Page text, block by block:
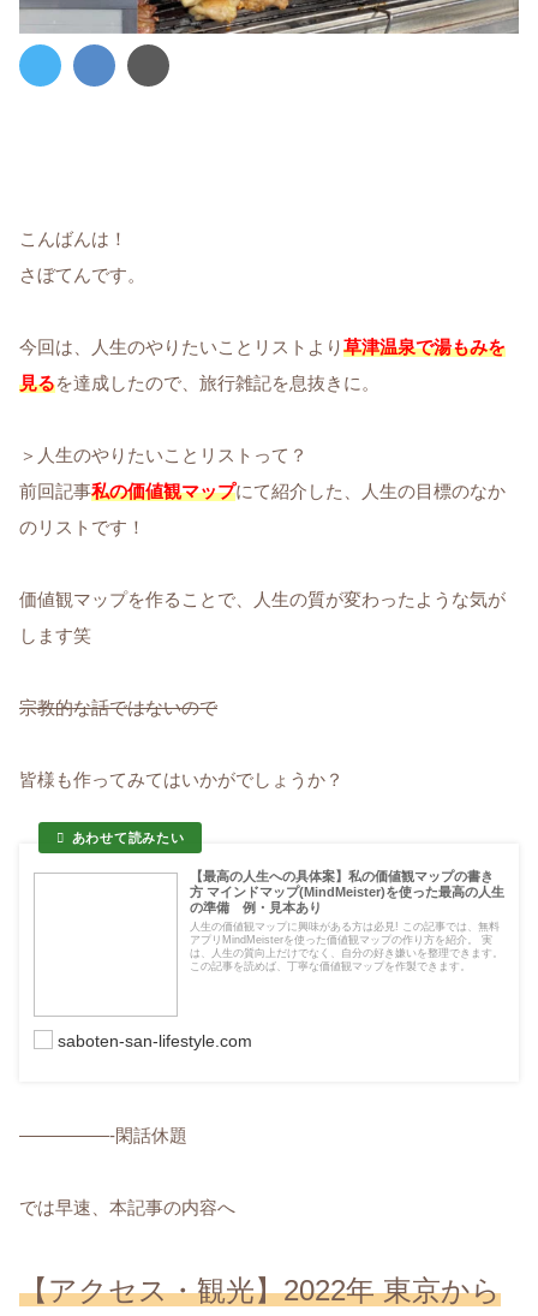
こんばんは！
さぼてんです。
今回は、人生のやりたいことリストより草津温泉で湯もみを
見るを達成したので、旅行雑記を息抜きに。
＞人生のやりたいことリストって？
前回記事私の価値観マップにて紹介した、人生の目標のなか
のリストです！
価値観マップを作ることで、人生の質が変わったような気が
します笑
宗教的な話ではないので
皆様も作ってみてはいかがでしょうか？
【最高の人生への具体案】私の価値観マップの書き
方 マインドマップ(MindMeister)を使った最高の人生
の準備 例・見本あり
人生の価値観マップに興味がある方は必見! この記事では、無料
アプリMindMeisterを使った価値観マップの作り方を紹介。 実
は、人生の質向上だけでなく、自分の好き嫌いを整理できます。
この記事を読めば、丁寧な価値観マップを作製できます。
saboten-san-lifestyle.com
—————-閑話休題
では早速、本記事の内容へ
【アクセス・観光】2022年 東京から